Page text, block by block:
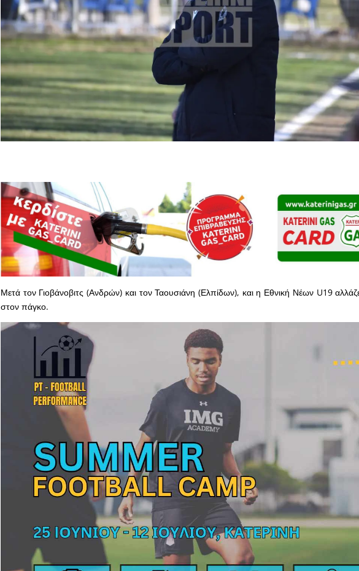
Μετά τον Γιοβάνοβιτς (Ανδρών) και τον Ταουσιάνη (Ελπίδων), και η Εθνική Νέων U19
στον πάγκο.